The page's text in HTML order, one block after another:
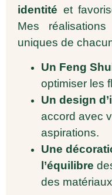
identité et
Mes
uniques de
Un Feng
optimiser les
Un design
accord avec
aspirations.
Une
l’équilibre
des